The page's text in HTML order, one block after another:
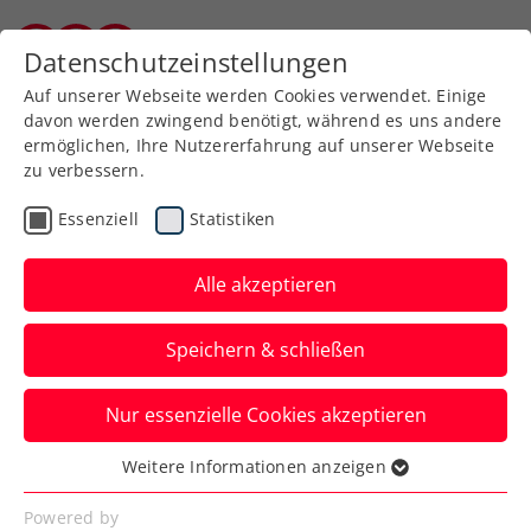
Zurück zur Newsübersicht
Verbands-Info
Energiekostenzuschuss:
Voranmeldung ab 7.
November möglich
Bis zum 21. November können
Tennisvereine und Hallenbetreiber die
Voranmeldung abgeben. Eile ist jedoch
geboten.
Datenschutzeinstellungen
Auf unserer Webseite werden Cookies verwendet. Einige
davon werden zwingend benötigt, während es uns andere
ermöglichen, Ihre Nutzererfahrung auf unserer Webseite
zu verbessern.
Essenziell Statistiken
Alle akzeptieren
Speichern & schließen
Nur essenzielle Cookies akzeptieren
Essenziell
Essenzielle Cookies werden für grundlegende
Weitere Informationen anzeigen
Powered by